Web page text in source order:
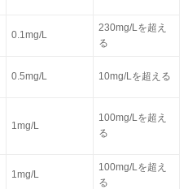
0.1mg/L
230mg/Lを超え
る
0.5mg/L 10mg/Lを超える
1mg/L
100mg/Lを超え
る
1mg/L
100mg/Lを超え
る